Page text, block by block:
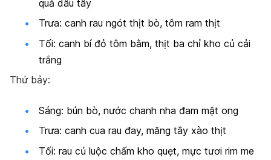
quả dâu tây
Trưa: canh rau ngót thịt bò, tôm ram thịt
Tối: canh bí đỏ tôm bằm, thịt ba chỉ kho củ cải
trắng
Thứ bảy:
Sáng: bún bò, nước chanh nha đam mật ong
Trưa: canh cua rau đay, măng tây xào thịt
Tối: rau củ luộc chấm kho quẹt, mực tươi rim me